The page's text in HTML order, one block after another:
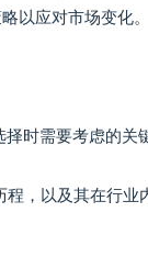
以应对市场变化。
时需要考虑的关
，以及其在行